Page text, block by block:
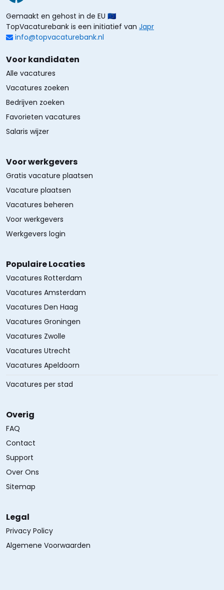
Gemaakt en gehost in de EU 🇪🇺
TopVacaturebank is een initiatief van Japr
info@topvacaturebank.nl
Voor kandidaten
Alle vacatures
Vacatures zoeken
Bedrijven zoeken
Favorieten vacatures
Salaris wijzer
Voor werkgevers
Gratis vacature plaatsen
Vacature plaatsen
Vacatures beheren
Voor werkgevers
Werkgevers login
Populaire Locaties
Vacatures Rotterdam
Vacatures Amsterdam
Vacatures Den Haag
Vacatures Groningen
Vacatures Zwolle
Vacatures Utrecht
Vacatures Apeldoorn
Vacatures per stad
Overig
FAQ
Contact
Support
Over Ons
Sitemap
Legal
Privacy Policy
Algemene Voorwaarden